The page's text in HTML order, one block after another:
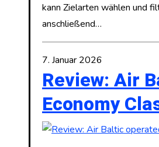
kann Zielarten wählen und
anschließend…
7. Januar 2026
Review: Air
Economy